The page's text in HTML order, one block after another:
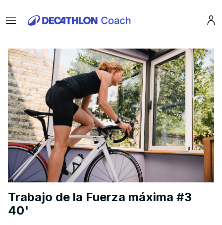
Menu
Trabajo de la Fuerza máxima #3
40'